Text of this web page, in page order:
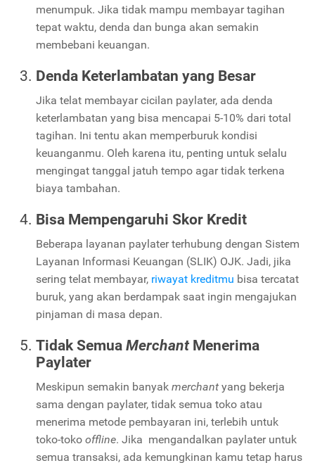
menumpuk. Jika tidak mampu membayar tagihan
tepat waktu, denda dan bunga akan semakin
membebani keuangan.
Denda Keterlambatan yang Besar
Jika telat membayar cicilan paylater, ada denda
keterlambatan yang bisa mencapai 5-10% dari total
tagihan. Ini tentu akan memperburuk kondisi
keuanganmu. Oleh karena itu, penting untuk selalu
mengingat tanggal jatuh tempo agar tidak terkena
biaya tambahan.
Bisa Mempengaruhi Skor Kredit
Beberapa layanan paylater terhubung dengan Sistem
Layanan Informasi Keuangan (SLIK) OJK. Jadi, jika
sering telat membayar, riwayat kreditmu bisa tercatat
buruk, yang akan berdampak saat ingin mengajukan
pinjaman di masa depan.
Tidak Semua MerchantMenerima
Paylater
Meskipun semakin banyak merchant yang bekerja
sama dengan paylater, tidak semua toko atau
menerima metode pembayaran ini, terlebih untuk
toko-toko offline. Jika mengandalkan paylater untuk
semua transaksi, ada kemungkinan kamu tetap harus